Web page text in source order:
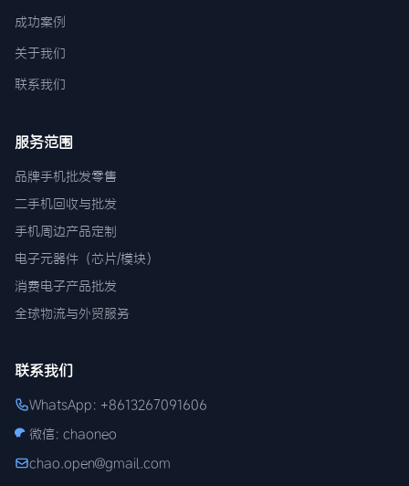
成功案例
关于我们
联系我们
服务范围
品牌手机批发零售
二手机回收与批发
手机周边产品定制
电子元器件（芯片/模块）
消费电子产品批发
全球物流与外贸服务
联系我们
WhatsApp: +8613267091606
微信: chaoneo
chao.open@gmail.com